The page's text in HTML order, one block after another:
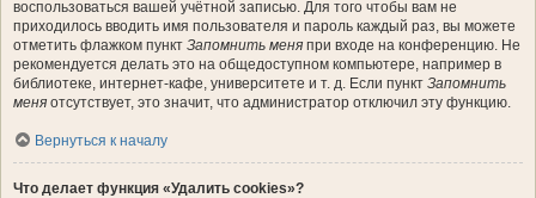
воспользоваться вашей учётной записью. Для того чтобы вам не
приходилось вводить имя пользователя и пароль каждый раз, вы можете
отметить флажком пункт Запомнить меня при входе на конференцию. Не
рекомендуется делать это на общедоступном компьютере, например в
библиотеке, интернет-кафе, университете и т. д. Если пункт Запомнить
меня отсутствует, это значит, что администратор отключил эту функцию.
Вернуться к началу
Что делает функция «Удалить cookies»?